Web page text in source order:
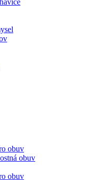
obuv
obuv
obuv